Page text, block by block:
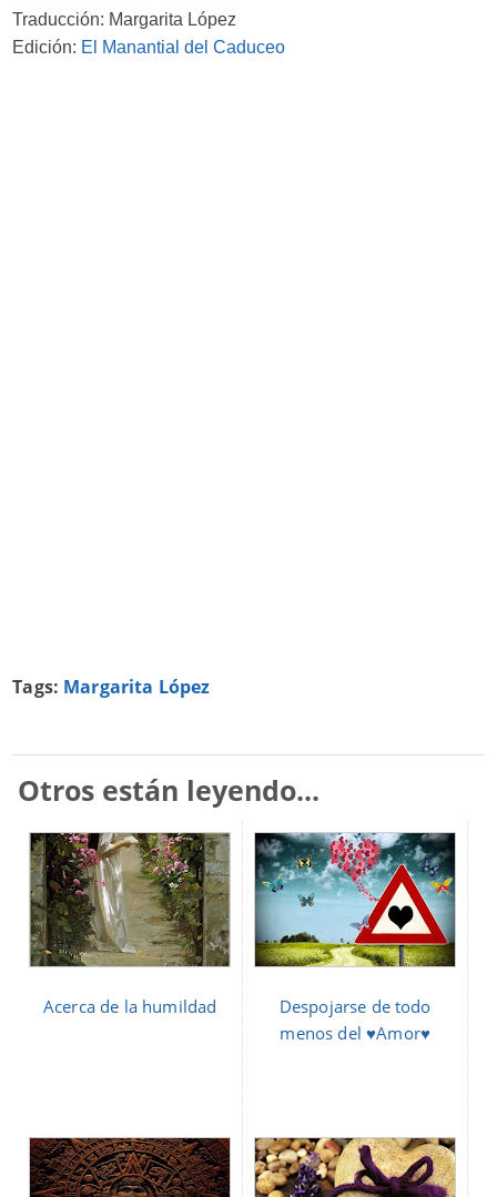
Traducción: Margarita López
Edición: El Manantial del Caduceo
Tags: Margarita López
Otros están leyendo...
Acerca de la humildad
Despojarse de todo
menos del ♥Amor♥